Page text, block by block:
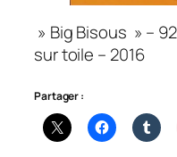
» Big Bisous » –
sur toile – 2016
Partager :